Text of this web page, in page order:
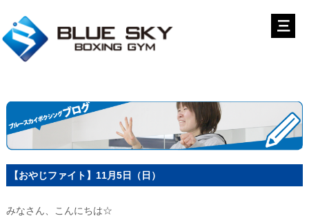
【おやじファイト】11月5日（日）
みなさん、こんにちは☆